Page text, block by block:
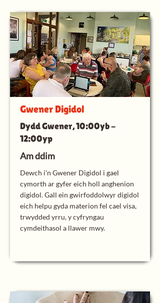
Gwener Digidol
Dydd Gwener, 10:00yb -
12:00yp
Am ddim
Dewch i'n Gwener Digidol i gael
cymorth ar gyfer eich holl anghenion
digidol. Gall ein gwirfoddolwyr digidol
eich helpu gyda materion fel cael visa,
trwydded yrru, y cyfryngau
cymdeithasol a llawer mwy.